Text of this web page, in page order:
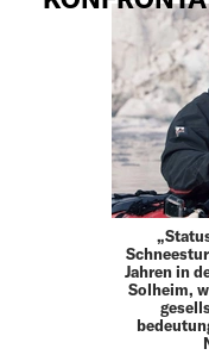
Jahren in
Solheim,